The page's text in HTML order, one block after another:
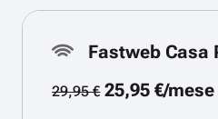
Fastweb Casa
29,95 €25,95 €/